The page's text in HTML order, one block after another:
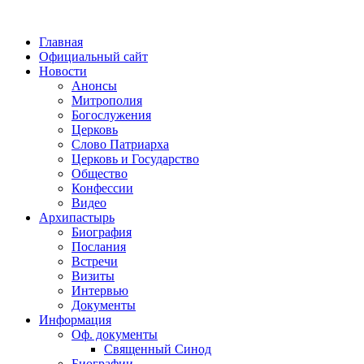
Главная
Официальный сайт
Новости
Анонсы
Митрополия
Богослужения
Церковь
Слово Патриарха
Церковь и Государство
Общество
Конфессии
Видео
Архипастырь
Биография
Послания
Встречи
Визиты
Интервью
Документы
Информация
Оф. документы
Священный Синод